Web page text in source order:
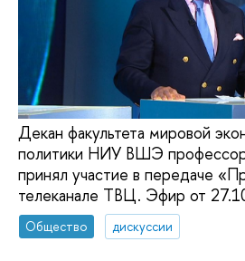
Декан факультета мировой
политики НИУ ВШЭ
принял участие в передаче
телеканале ТВЦ. Эфир от
Общество дискуссии